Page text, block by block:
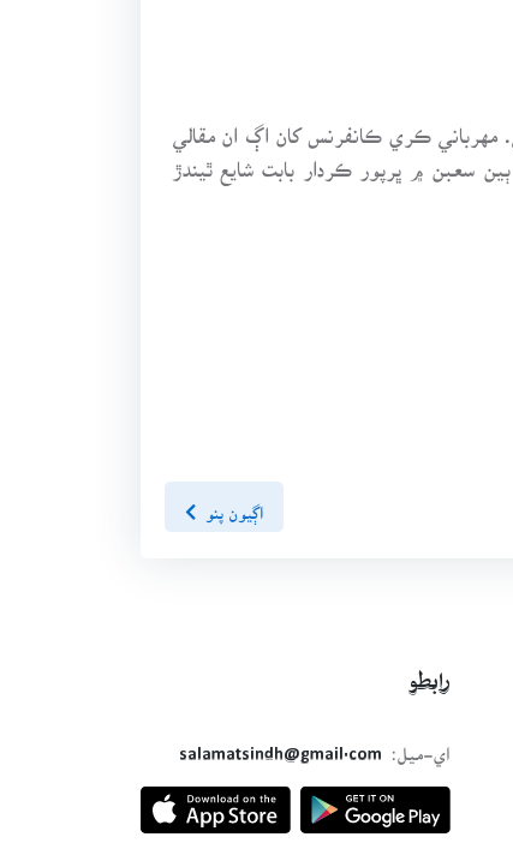
مهرباني ڪري ڪانفرنس کان اڳ ان مقالي
سعبن ۾ ڀرپور ڪردار بابت شايع ٿيندڙ
اڳيون پنو
رابطو
اي-ميل:
salamatsindh@gmail.com